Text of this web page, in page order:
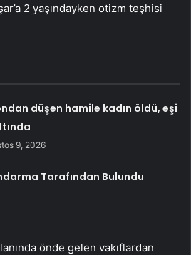
2 yaşındayken otizm teşhisi
düşen hamile kadın öldü, eşi
9, 2026
Tarafından Bulundu
önde gelen vakıflardan